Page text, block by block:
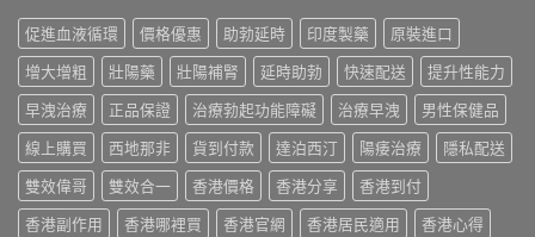
指
南〉
中
作
用
與
香
港
購
買
指
南〉
中
略：
印
度
版
Viagra
售
價
比
較、
正
貨
版
價
格
2026：
香
港
哪
裡
買
最
划
促進血液循環 價格優惠 助勃延時 印度製藥
原裝進口
增大增粗
壯陽藥 壯陽補腎 延時助勃 快速配送
提升性能力
早洩治療
正品保證 治療勃起功能障礙 治療早洩
男性保健品
線上購買
西地那非 貨到付款 達泊西汀 陽痿治療
隱私配送
雙效偉哥
雙效合一 香港價格 香港分享
香港到付
香港副作用
香港哪裡買 香港官網 香港居民適用
香港心得